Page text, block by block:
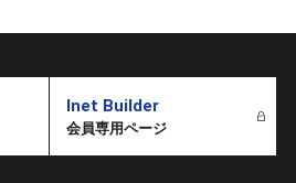
Inet Builder
会員専用ページ